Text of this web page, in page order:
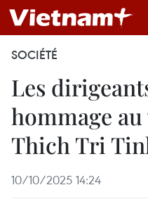
SOCIÉTÉ
Les
hommage
Thich Tri
10/10/2025 14:24